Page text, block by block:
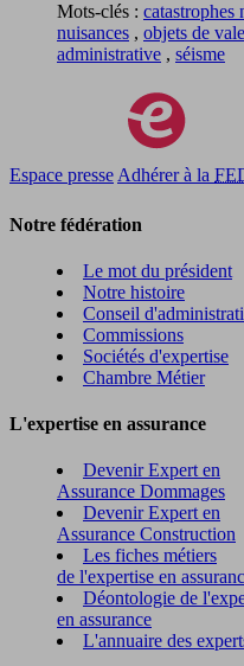
Mots-clés : catastrophes
nuisances , objets de
administrative , séisme
Espace presse Adhérer à la
Notre fédération
Le mot du président
Notre histoire
Conseil
Commissions
Sociétés d'expertise
Chambre Métier
L'expertise en assurance
Devenir Expert en
Assurance Dommages
Devenir Expert en
Assurance Construction
Les fiches métiers
de l'expertise en
Déontologie de
en assurance
L'annuaire des